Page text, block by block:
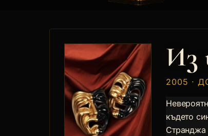
Из
2005 ·
където
Странджа